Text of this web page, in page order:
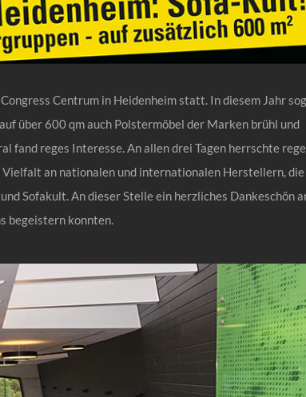
Centrum in Heidenheim statt. In diesem Jahr
über 600 qm auch Polstermöbel der Marken brühl und
fand reges Interesse. An allen drei Tagen herrschte
Vielfalt an nationalen und internationalen Herstellern, die
Sofakult. An dieser Stelle ein herzliches Dankeschön
begeistern konnten.